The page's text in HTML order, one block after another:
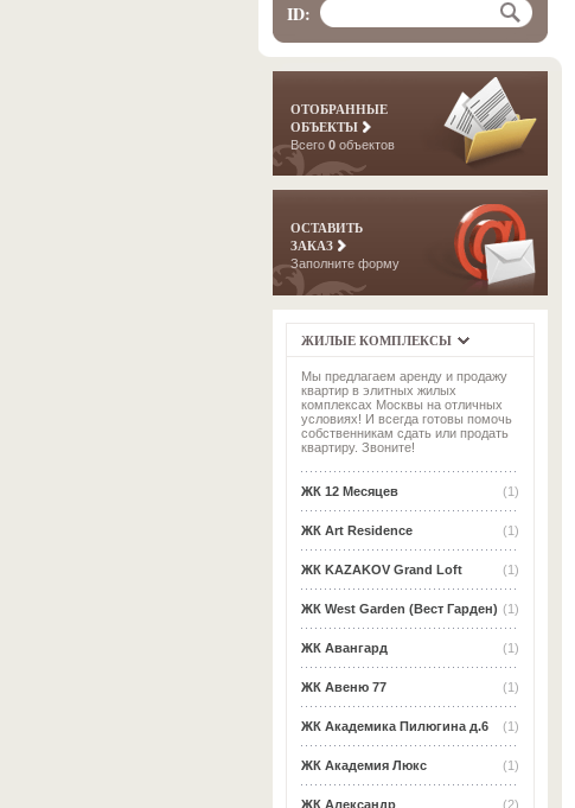
ID:
ОТОБРАННЫЕ
ОБЪЕКТЫ
Всего 0 объектов
ОСТАВИТЬ
ЗАКАЗ
Заполните форму
ЖИЛЫЕ КОМПЛЕКСЫ
Мы предлагаем аренду и продажу
квартир в элитных жилых
комплексах Москвы на отличных
условиях! И всегда готовы помочь
собственникам сдать или продать
квартиру. Звоните!
(1)
ЖК 12 Месяцев
(1)
ЖК Art Residence
(1)
ЖК KAZAKOV Grand Loft
(1)
ЖК West Garden (Вест Гарден)
(1)
ЖК Авангард
(1)
ЖК Авеню 77
(1)
ЖК Академика Пилюгина д.6
(1)
ЖК Академия Люкс
(2)
ЖК Александр